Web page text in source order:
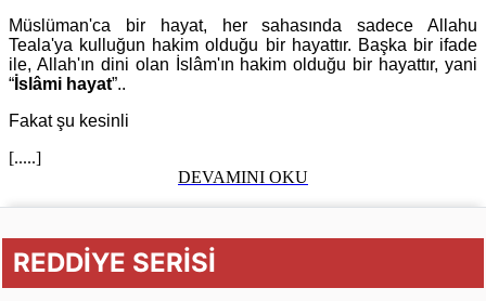
Müslüman'ca bir hayat, her sahasında sadece Allahu
Teala'ya kulluğun hakim olduğu bir hayattır. Başka bir ifade
ile, Allah'ın dini olan İslâm'ın hakim olduğu bir hayattır, yani
“ İslâmi hayat”..
Fakat şu kesinli
[.....]
DEVAMINI OKU
REDDİYE SERİSİ